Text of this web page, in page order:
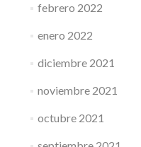
febrero 2022
enero 2022
diciembre 2021
noviembre 2021
octubre 2021